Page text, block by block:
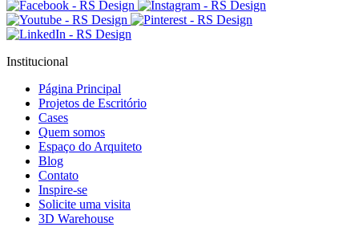
Institucional
Página Principal
Projetos de Escritório
Cases
Quem somos
Espaço do Arquiteto
Blog
Contato
Inspire-se
Solicite uma visita
3D Warehouse